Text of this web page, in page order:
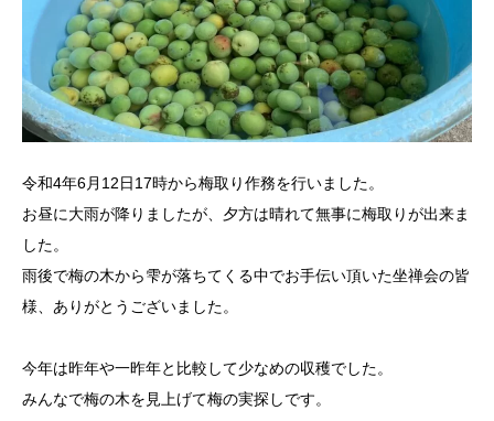
令和4年6月12日17時から梅取り作務を行いました。
お昼に大雨が降りましたが、夕方は晴れて無事に梅取りが出来ま
した。
雨後で梅の木から雫が落ちてくる中でお手伝い頂いた坐禅会の皆
様、ありがとうございました。
今年は昨年や一昨年と比較して少なめの収穫でした。
みんなで梅の木を見上げて梅の実探しです。